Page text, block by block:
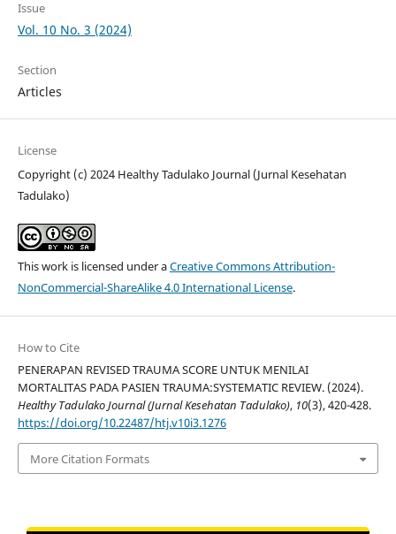
Issue
Vol. 10 No. 3 (2024)
Section
Articles
License
Copyright (c) 2024 Healthy Tadulako Journal (Jurnal Kesehatan
Tadulako)
This work is licensed under aCreative Commons Attribution-
NonCommercial-ShareAlike 4.0 International License.
How to Cite
PENERAPAN REVISED TRAUMA SCORE UNTUK MENILAI
MORTALITAS PADA PASIEN TRAUMA:SYSTEMATIC REVIEW. (2024).
Healthy Tadulako Journal (Jurnal Kesehatan Tadulako), 10(3), 420-428.
https://doi.org/10.22487/htj.v10i3.1276
More Citation Formats